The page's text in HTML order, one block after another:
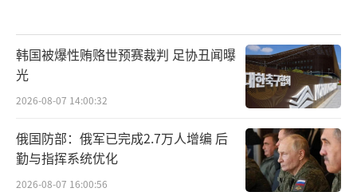
韩国被爆性贿赂世预赛裁判 足协丑闻曝
光
2026-08-07 14:00:32
俄国防部：俄军已完成2.7万人增编 后
勤与指挥系统优化
2026-08-07 16:00:56